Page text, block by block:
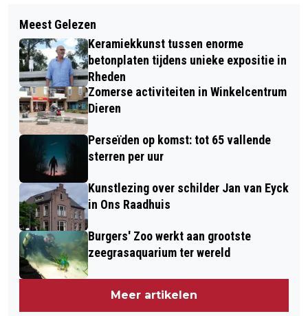
BEKENDMAKINGEN GEMEENTE
RHEDEN
THEMA-AVOND "DE VLUCHTELING
VERBEELD(T)"
Meest Gelezen
Keramiekkunst tussen enorme
betonplaten tijdens unieke expositie in
Rheden
Zomerse activiteiten in Winkelcentrum
Dieren
Perseïden op komst: tot 65 vallende
sterren per uur
Kunstlezing over schilder Jan van Eyck
in Ons Raadhuis
Burgers' Zoo werkt aan grootste
zeegrasaquarium ter wereld
Meer artikelen